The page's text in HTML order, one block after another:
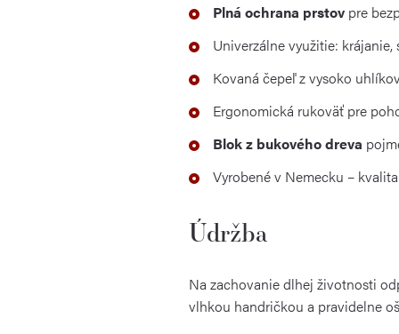
Plná ochrana prstov pre
Univerzálne využitie:
Kovaná čepeľ z vysoko
Ergonomická rukoväť pre
Blok z bukového dreva
Vyrobené v Nemecku –
Údržba
Na zachovanie dlhej životnosti
vlhkou handričkou a pravidelne